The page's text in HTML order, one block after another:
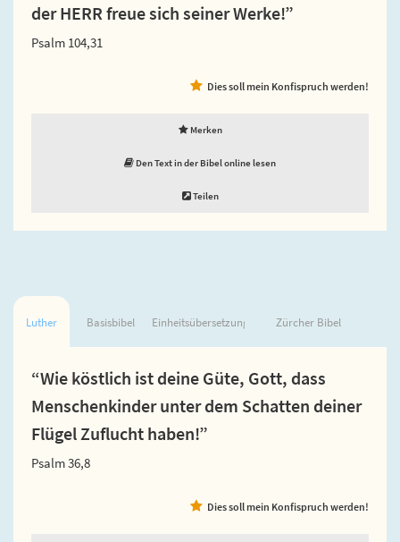
der HERR freue sich seiner Werke!”
Psalm 104,31
Dies soll mein Konfispruch werden!
Merken
Den Text in der Bibel online lesen
Teilen
Luther Basisbibel Einheitsübersetzung Zürcher Bibel
“Wie köstlich ist deine Güte, Gott, dass
Menschenkinder unter dem Schatten deiner
Flügel Zuflucht haben!”
Psalm 36,8
Dies soll mein Konfispruch werden!